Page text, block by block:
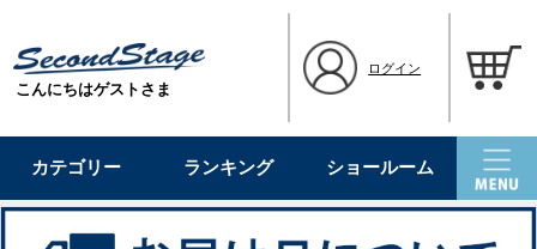
こんにちはゲストさま
ログイン
カテゴリー ランキング ショールーム